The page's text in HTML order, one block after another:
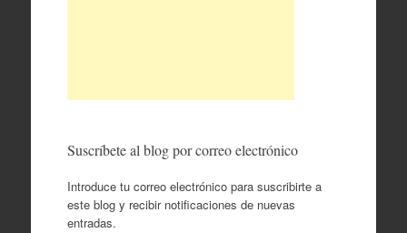
Suscríbete al blog por correo electrónico
Introduce tu correo electrónico para suscribirte a
este blog y recibir notificaciones de nuevas
entradas.